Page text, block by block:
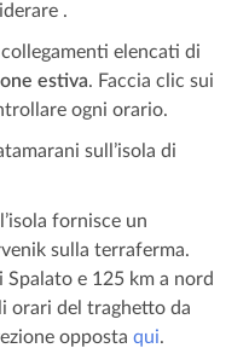
.
elencati di
estiva. Faccia clic sui
ogni orario.
sull’isola di
fornisce un
sulla terraferma.
e 125 km a nord
orari del traghetto da
opposta qui.